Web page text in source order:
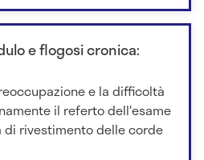
e flogosi cronica:
e la difficoltà
il referto dell'esame
di rivestimento delle corde